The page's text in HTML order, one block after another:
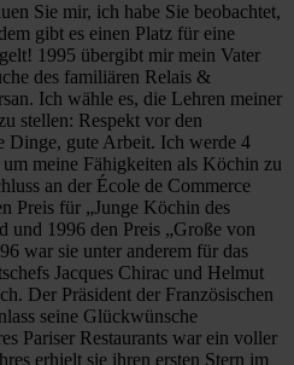
Sie mir, ich habe Sie beobachtet,
gibt es einen Platz für eine
1995 übergibt mir mein Vater
des familiären Relais &
Ich wähle es, die Lehren meiner
stellen: Respekt vor den
Dinge, gute Arbeit. Ich werde 4
meine Fähigkeiten als Köchin zu
an der École de Commerce
Preis für „Junge Köchin des
und 1996 den Preis „Große von
war sie unter anderem für das
Jacques Chirac und Helmut
Der Präsident der Französischen
seine Glückwünsche
Pariser Restaurants war ein voller
erhielt sie ihren ersten Stern im